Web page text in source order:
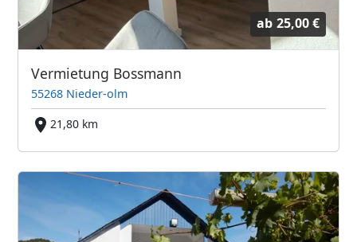
ab 25,00 €
Vermietung Bossmann
55268 Nieder-olm
21,80 km